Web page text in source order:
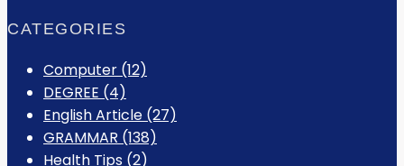
CATEGORIES
Computer (12)
DEGREE (4)
English Article (27)
GRAMMAR (138)
Health Tips (2)